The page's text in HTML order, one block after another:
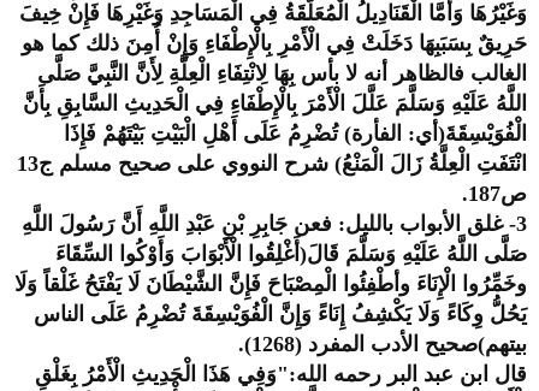
وَغَيْرُهَا وَأَمَّا الْقَنَادِيلُ الْمُعَلَّقَةُ فِي الْمَسَاجِدِ وَغَيْرِهَا فَإِنْ خِيفَ
حَرِيقٌ بِسَبَبِهَا دَخَلَتْ فِي الْأَمْرِ بِالْإِطْفَاءِ وَإِنْ أُمِنَ ذلك كما هو
الغالب فالظاهر أنه لا بأس بِهَا لِانْتِفَاءِ الْعِلَّةِ لِأَنَّ النَّبِيَّ صَلَّى
اللَّهُ عَلَيْهِ وَسَلَّمَ عَلَّلَ الْأَمْرَ بِالْإِطْفَاءِ فِي الْحَدِيثِ السَّابِقِ بِأَنَّ
الْفُوَيْسِقَةَ(أي: الفأرة) تُضْرِمُ عَلَى أَهْلِ الْبَيْتِ بَيْتَهُمْ فَإِذَا
انْتَفَتِ الْعِلَّةُ زَالَ الْمَنْعُ) شرح النووي على صحيح مسلم ج13
ص187.
3- غلق الأبواب بالليل: فعن جَابِرِ بْنِ عَبْدِ اللَّهِ أَنَّ رَسُولَ اللَّهِ
صَلَّى اللَّهُ عَلَيْهِ وَسَلَّمَ قَالَ(أَغْلِقُوا الْأَبْوَابَ وَأَوْكُوا السِّقَاءَ
وخَمِّرُوا الْإِنَاءَ وأطْفِئُوا الْمِصْبَاحَ فَإِنَّ الشَّيْطَانَ لَا يَفْتَحُ غَلْقاً وَلَا
يَحُلُّ وِكَاءً وَلَا يَكْشِفُ إِنَاءً وَإِنَّ الْفُوَيْسِقَةَ تُضْرِمُ عَلَى الناس
بيتهم)صحيح الأدب المفرد (1268).
قال ابن عبد البر رحمه الله:"وَفِي هَذَا الْحَدِيثِ الْأَمْرُ بِغَلْقِ